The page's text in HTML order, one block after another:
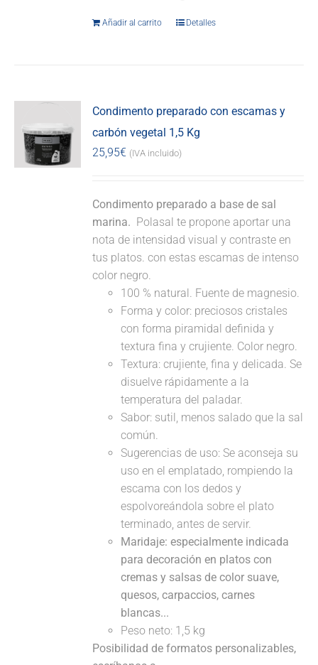
Añadir al carrito Detalles
Condimento preparado con escamas y
carbón vegetal 1,5 Kg
25,95€ (IVA incluido)
Condimento preparado a base de sal
marina. Polasal te propone aportar una
nota de intensidad visual y contraste en
tus platos. con estas escamas de intenso
color negro.
100 % natural. Fuente de magnesio.
Forma y color: preciosos cristales
con forma piramidal definida y
textura fina y crujiente. Color negro.
Textura: crujiente, fina y delicada. Se
disuelve rápidamente a la
temperatura del paladar.
Sabor: sutil, menos salado que la sal
común.
Sugerencias de uso: Se aconseja su
uso en el emplatado, rompiendo la
escama con los dedos y
espolvoreándola sobre el plato
terminado, antes de servir.
Maridaje: especialmente indicada
para decoración en platos con
cremas y salsas de color suave,
quesos, carpaccios, carnes
blancas...
Peso neto: 1,5 kg
Posibilidad de formatos personalizables,